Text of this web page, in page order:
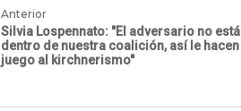
Anterior
Silvia Lospennato: "El adversario no está
dentro de nuestra coalición, así le hacen
juego al kirchnerismo"